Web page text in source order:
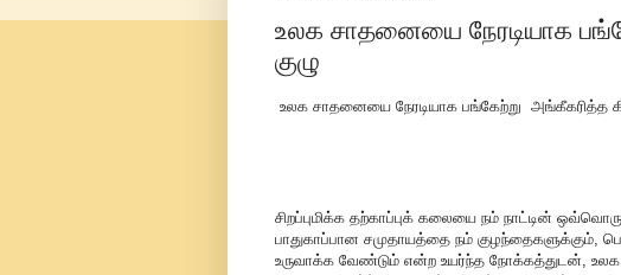
உலக சாதனையை நேரடியாக
குழு
உலக சாதனையை நேரடியாக பங்கேற்று அங்கீகரித்த
சிறப்புமிக்க தற்காப்புக் கலையை நம் நாட்டின்
பாதுகாப்பான சமுதாயத்தை நம் குழந்தைகளுக்கும்,
உருவாக்க வேண்டும் என்ற உயர்ந்த நோக்கத்துடன்,